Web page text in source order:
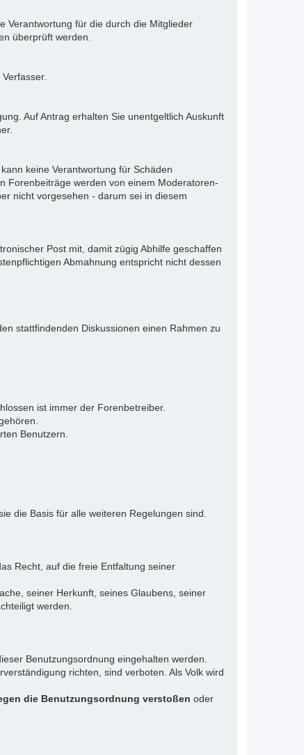
Verantwortung für die durch die Mitglieder
überprüft werden.
Auf Antrag erhalten Sie unentgeltlich Auskunft
keine Verantwortung für Schäden
Forenbeiträge werden von einem Moderatoren-
nicht vorgesehen - darum sei in diesem
Post mit, damit zügig Abhilfe geschaffen
Abmahnung entspricht nicht dessen
stattfindenden Diskussionen einen Rahmen zu
ist immer der Forenbetreiber.
Benutzern.
die Basis für alle weiteren Regelungen sind.
Recht, auf die freie Entfaltung seiner
seiner Herkunft, seines Glaubens, seiner
werden.
Benutzungsordnung eingehalten werden.
richten, sind verboten. Als Volk wird
die Benutzungsordnung verstoßen oder